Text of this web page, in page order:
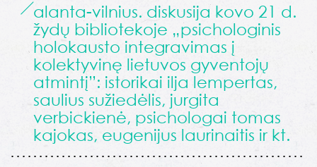
alanta-vilnius. diskusija kovo 21 d.
žydų bibliotekoje „psichologinis
holokausto integravimas į
kolektyvinę lietuvos gyventojų
atmintį”: istorikai ilja lempertas,
saulius sužiedėlis, jurgita
verbickienė, psichologai tomas
kajokas, eugenijus laurinaitis ir kt.